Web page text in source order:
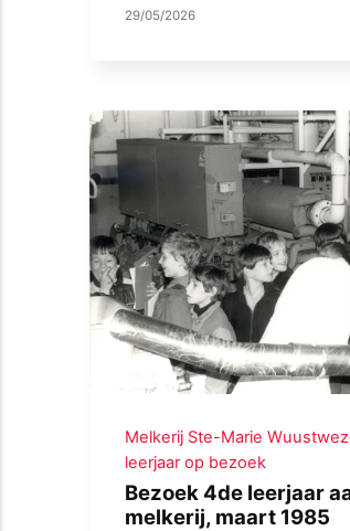
29/05/2026
Melkerij Ste-Marie
leerjaar op bezoek
Bezoek 4de leerjaar
melkerij, maart 1985